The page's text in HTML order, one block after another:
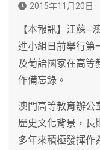
2015年11月20日
【本報訊】江蘇─
進小組日前舉行第
及葡語國家在高等
作備忘錄。
澳門高等教育辦公
歷史文化背景，長
多年來積極發揮作